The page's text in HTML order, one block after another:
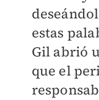
estas
Gil abrió
que el